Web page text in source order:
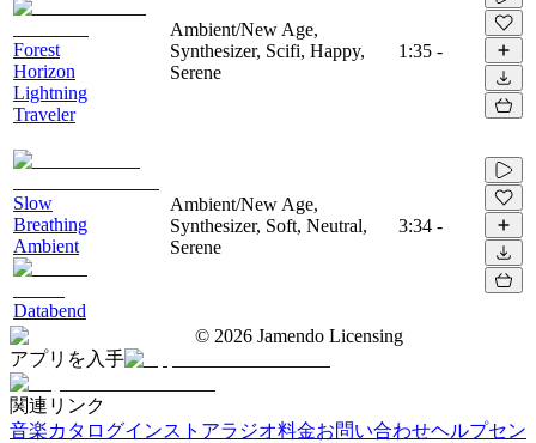
Forest
Horizon
Lightning
Traveler
Ambient/New Age,
Synthesizer, Scifi, Happy,
Serene
1:35 -
Slow
Breathing
Ambient
Databend
Ambient/New Age,
Synthesizer, Soft, Neutral,
Serene
3:34 -
© 2026 Jamendo Licensing
アプリを入手
関連リンク
音楽カタログインストアラジオ料金お問い合わせヘルプセン